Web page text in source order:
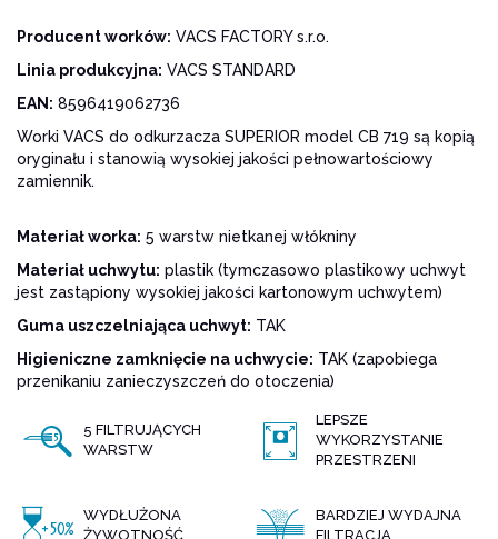
Producent worków: VACS FACTORY s.r.o.
Linia produkcyjna: VACS STANDARD
EAN: 8596419062736
Worki VACS do odkurzacza SUPERIOR model CB 719 są kopią
oryginału i stanowią wysokiej jakości pełnowartościowy
zamiennik.
Materiał worka: 5 warstw nietkanej włókniny
Materiał uchwytu: plastik (tymczasowo plastikowy uchwyt
jest zastąpiony wysokiej jakości kartonowym uchwytem)
Guma uszczelniająca uchwyt: TAK
Higieniczne zamknięcie na uchwycie: TAK (zapobiega
przenikaniu zanieczyszczeń do otoczenia)
5 FILTRUJĄCYCH
WARSTW
LEPSZE
WYKORZYSTANIE
PRZESTRZENI
WYDŁUŻONA
ŻYWOTNOŚĆ
BARDZIEJ WYDAJNA
FILTRACJA